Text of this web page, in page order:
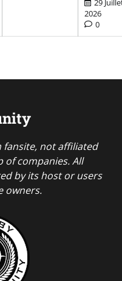
29
2026
0
fansite, not affiliated
of companies. All
by its host or users
owners.